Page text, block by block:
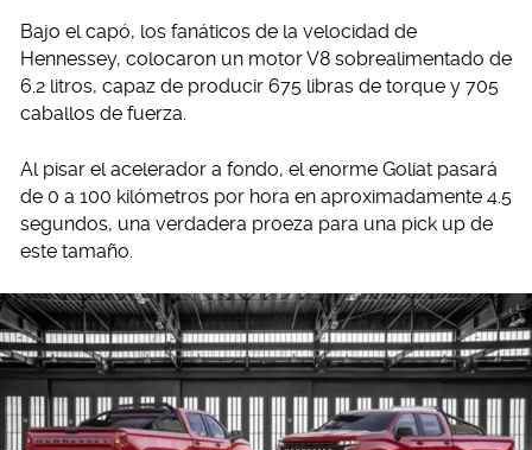
Bajo el capó, los fanáticos de la velocidad de
Hennessey, colocaron un motor V8 sobrealimentado de
6.2 litros, capaz de producir 675 libras de torque y 705
caballos de fuerza.
Al pisar el acelerador a fondo, el enorme Goliat pasará
de 0 a 100 kilómetros por hora en aproximadamente 4.5
segundos, una verdadera proeza para una pick up de
este tamaño.